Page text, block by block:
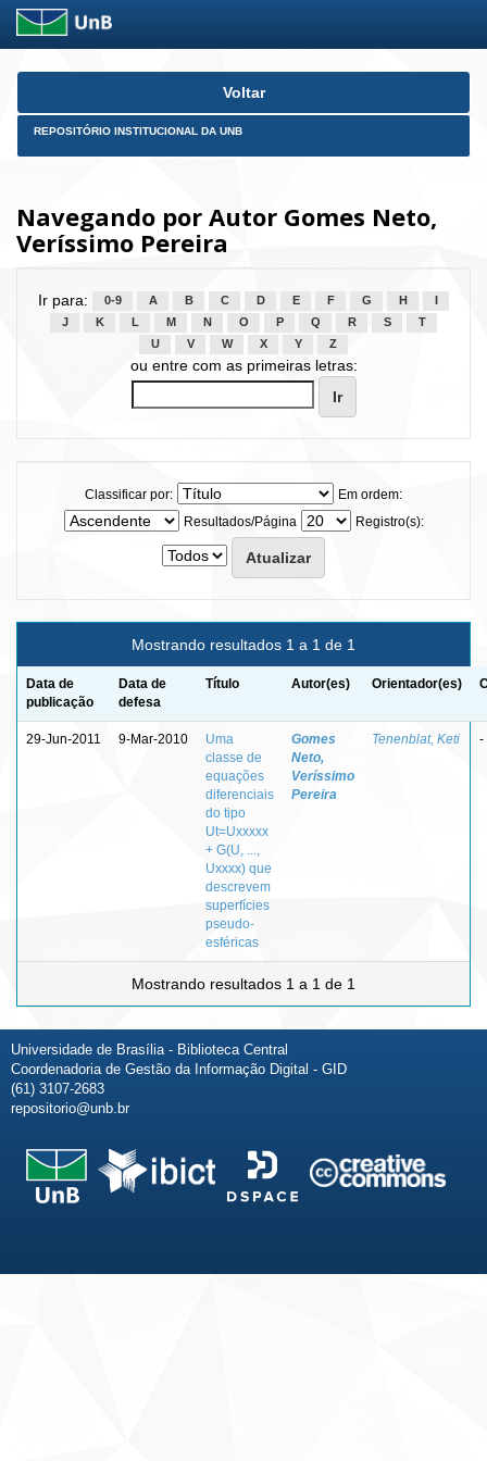
Skip
Voltar
REPOSITÓRIO INSTITUCIONAL DA UNB
Navegando por Autor Gomes Neto,
Veríssimo Pereira
Ir para: 0-9 A B C D E F G H
J
K L M N O P Q R S
T
U
V W X Y Z
ou entre com as primeiras letras:
Classificar por:
Em ordem:
Resultados/Página
Registro(s):
Mostrando resultados 1 a 1 de 1
Data de
publicação
Data de
defesa
Título Autor(es) Orientador(es)
29-Jun-2011 9-Mar-2010
Uma
classe de
equações
diferenciais
do tipo
Ut=Uxxxxx
+ G(U, ...,
Uxxxx) que
descrevem
superfícies
pseudo-
esféricas
Gomes
Neto,
Veríssimo
Pereira
Tenenblat, Keti -
Mostrando resultados 1 a 1 de 1
Universidade de Brasília - Biblioteca Central
Coordenadoria de Gestão da Informação Digital - GID
(61) 3107-2683
repositorio@unb.br